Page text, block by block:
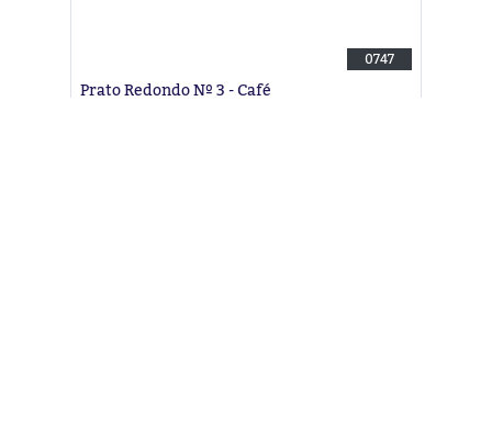
0747
Prato Redondo Nº 3 - Café